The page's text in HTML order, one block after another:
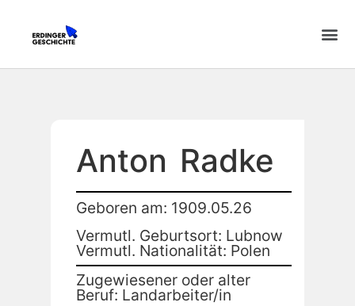
Anton Radke
Geboren am: 1909.05.26
Vermutl. Geburtsort: Lubnow
Vermutl. Nationalität: Polen
Zugewiesener oder alter
Beruf: Landarbeiter/in